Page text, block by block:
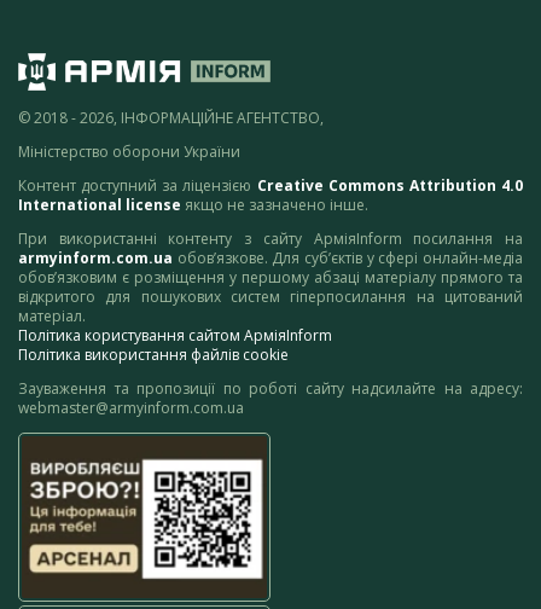
© 2018 - 2026, ІНФОРМАЦІЙНЕ АГЕНТСТВО,
Міністерство оборони України
Контент доступний за ліцензією Creative Commons Attribution 4.0
International license якщо не зазначено інше.
При використанні контенту з сайту АрміяInform посилання на
armyinform.com.ua обов’язкове. Для суб’єктів у сфері онлайн-медіа
обов’язковим є розміщення у першому абзаці матеріалу прямого та
відкритого для пошукових систем гіперпосилання на цитований
матеріал.
Політика користування сайтом АрміяInform
Політика використання файлів cookie
Зауваження та пропозиції по роботі сайту надсилайте на адресу:
webmaster@armyinform.com.ua